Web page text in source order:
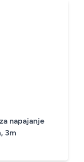
napajanje
3m